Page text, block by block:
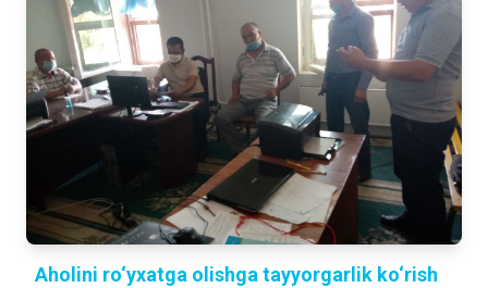
Aholini ro‘yxatga olishga tayyorgarlik ko‘rish